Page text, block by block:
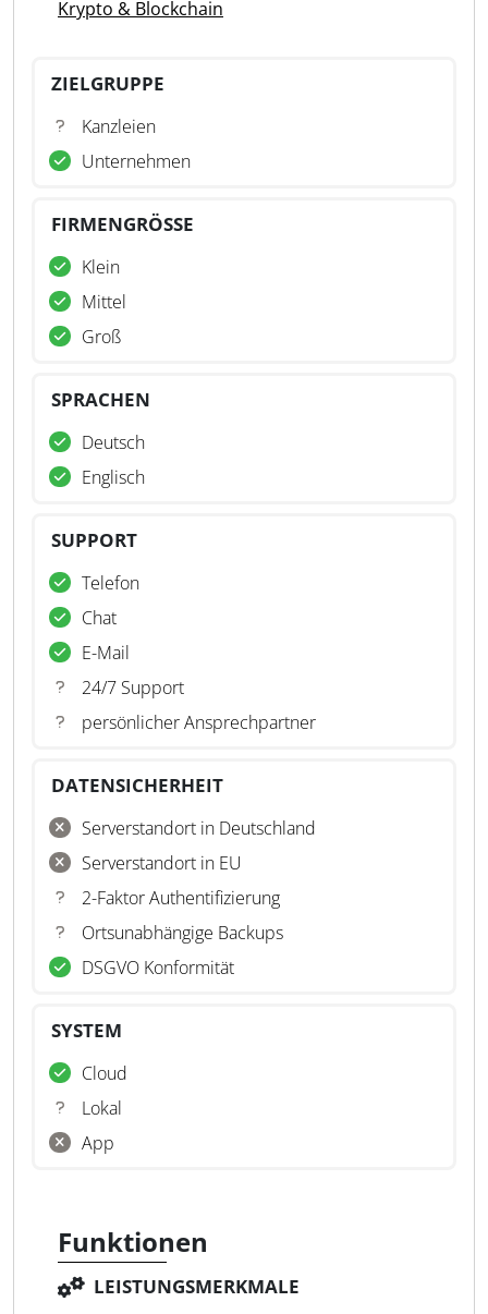
Krypto & Blockchain
ZIELGRUPPE
Kanzleien
Unternehmen
FIRMENGRÖSSE
Klein
Mittel
Groß
SPRACHEN
Deutsch
Englisch
SUPPORT
Telefon
Chat
E-Mail
24/7 Support
persönlicher Ansprechpartner
DATENSICHERHEIT
Serverstandort in Deutschland
Serverstandort in EU
2-Faktor Authentifizierung
Ortsunabhängige Backups
DSGVO Konformität
SYSTEM
Cloud
Lokal
App
Funktionen
LEISTUNGSMERKMALE